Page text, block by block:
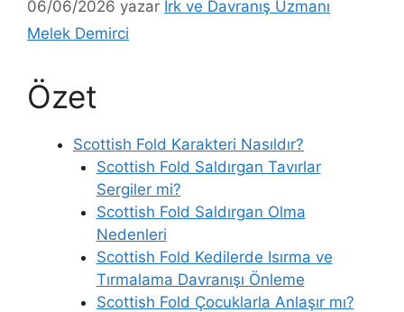
06/06/2026 yazar Irk ve Davranış Uzmanı
Melek Demirci
Özet
Scottish Fold Karakteri Nasıldır?
Scottish Fold Saldırgan Tavırlar
Sergiler mi?
Scottish Fold Saldırgan Olma
Nedenleri
Scottish Fold Kedilerde Isırma ve
Tırmalama Davranışı Önleme
Scottish Fold Çocuklarla Anlaşır mı?